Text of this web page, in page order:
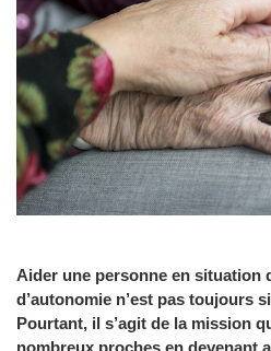
Aider une personne en situation
d’autonomie n’est pas toujours
Pourtant, il s’agit de la mission